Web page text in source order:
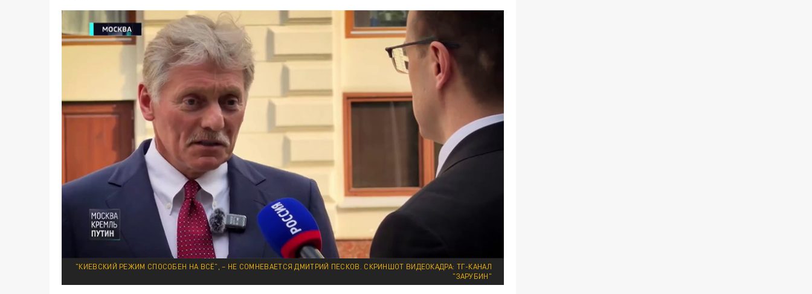
"КИЕВСКИЙ РЕЖИМ СПОСОБЕН НА ВСЁ", – НЕ СОМНЕВАЕТСЯ ДМИТРИЙ ПЕСКОВ. СКРИНШОТ ВИДЕОКАДРА: ТГ-КАНАЛ
"ЗАРУБИН"